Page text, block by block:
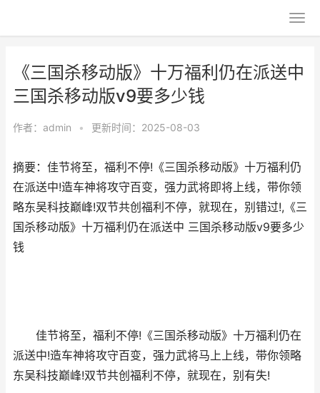
《三国杀移动版》十万福利仍在派送中
三国杀移动版v9要多少钱
作者： admin • 更新时间：2025-08-03
摘要：佳节将至，福利不停!《三国杀移动版》十万福利仍
在派送中!造车神将攻守百变，强力武将即将上线，带你领
略东吴科技巅峰!双节共创福利不停，就现在，别错过!,《三
国杀移动版》十万福利仍在派送中 三国杀移动版v9要多少
钱
佳节将至，福利不停!《三国杀移动版》十万福利仍在
派送中!造车神将攻守百变，强力武将马上上线，带你领略
东吴科技巅峰!双节共创福利不停，就现在，别有失!